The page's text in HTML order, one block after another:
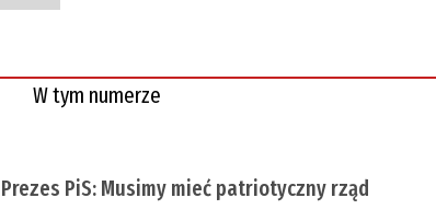
W tym numerze
Prezes PiS: Musimy mieć patriotyczny rząd